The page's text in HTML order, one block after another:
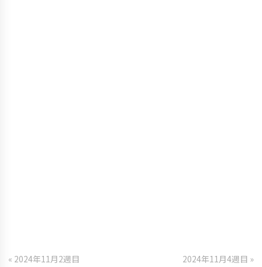
« 2024年11月2週目 2024年11月4週目 »